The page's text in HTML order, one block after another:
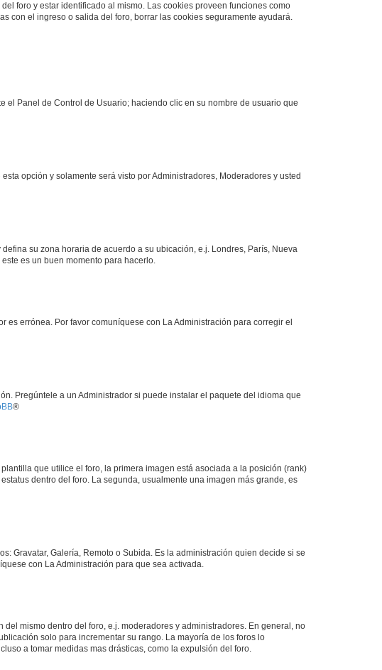
foro y estar identificado al mismo. Las cookies proveen funciones como
con el ingreso o salida del foro, borrar las cookies seguramente ayudará.
el Panel de Control de Usuario; haciendo clic en su nombre de usuario que
esta opción y solamente será visto por Administradores, Moderadores y usted
su zona horaria de acuerdo a su ubicación, e.j. Londres, París, Nueva
es un buen momento para hacerlo.
errónea. Por favor comuníquese con La Administración para corregir el
Pregúntele a un Administrador si puede instalar el paquete del idioma que
®
que utilice el foro, la primera imagen está asociada a la posición (rank)
dentro del foro. La segunda, usualmente una imagen más grande, es
Gravatar, Galería, Remoto o Subida. Es la administración quien decide si se
con La Administración para que sea activada.
mismo dentro del foro, e.j. moderadores y administradores. En general, no
solo para incrementar su rango. La mayoría de los foros lo
a tomar medidas mas drásticas, como la expulsión del foro.